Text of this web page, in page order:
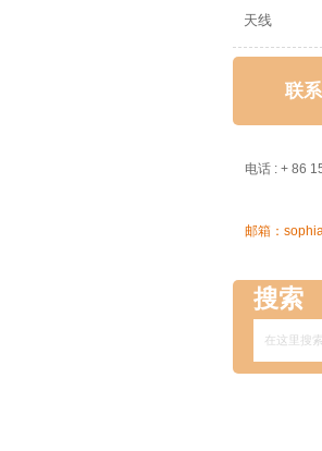
天线
联

搜索